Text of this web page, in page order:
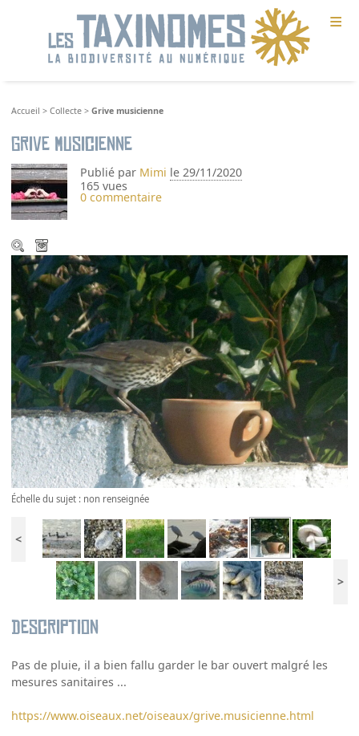
≡
Accueil >Collecte >Grive musicienne
Grive musicienne
Publié par Mimi le 29/11/2020
165 vues
0 commentaire
Échelle du sujet : non renseignée
<
>
Description
Pas de pluie, il a bien fallu garder le bar ouvert malgré les
mesures sanitaires ...
https://www.oiseaux.net/oiseaux/grive.musicienne.html